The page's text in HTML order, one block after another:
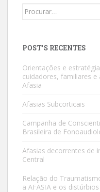
Search
POST’S RECENTES
Orientações e
cuidadores, familiares
Afasia
Afasias Subcorticais
Campanha de
Brasileira de
Afasias decorrentes de
Central
Relação do
a AFASIA e os